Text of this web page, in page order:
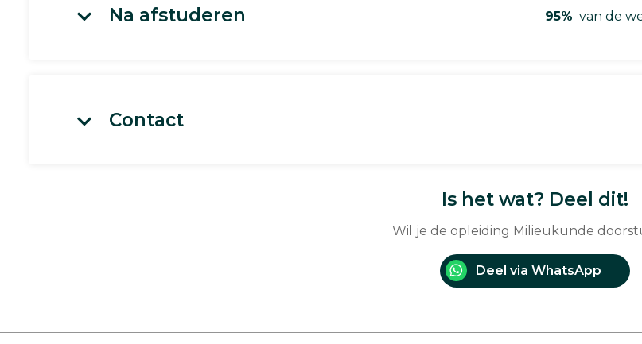
Na afstuderen 95% van de
Contact
Is het wat? Deel dit!
Wil je de opleiding Milieukunde
Deel via WhatsApp